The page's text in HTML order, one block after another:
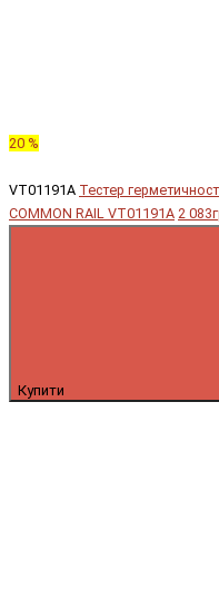
20 %
VT01191A Тестер
COMMON RAIL VT01191A 2
Купити